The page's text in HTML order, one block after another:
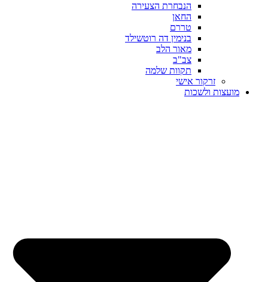
הנבחרת הצעירה
החאן
טררם
בנימין דה רוטשילד
מאור הלב
צב"ב
תקוות שלמה
זרקור אישי
מועצות ולשכות